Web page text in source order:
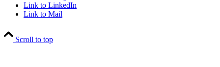
Link to LinkedIn
Link to Mail
Scroll to top